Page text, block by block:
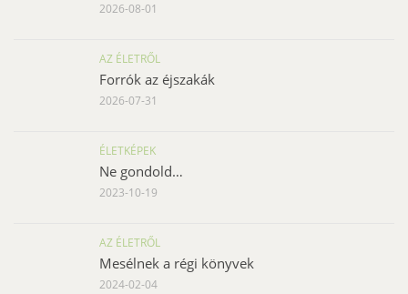
2026-08-01
AZ ÉLETRŐL
Forrók az éjszakák
2026-07-31
ÉLETKÉPEK
Ne gondold…
2023-10-19
AZ ÉLETRŐL
Mesélnek a régi könyvek
2024-02-04